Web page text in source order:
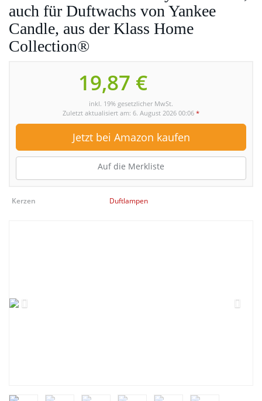
auch für Duftwachs von Yankee
Candle, aus der Klass Home
Collection®
19,87 €
inkl. 19% gesetzlicher MwSt.
Zuletzt aktualisiert am: 6. August 2026 00:06 *
Jetzt bei Amazon kaufen
Auf die Merkliste
Kerzen Duftlampen